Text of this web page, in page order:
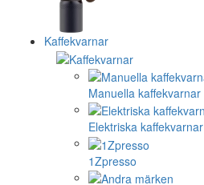
Kaffekvarnar
Manuella kaffekvarnar
Elektriska kaffekvarnar
1Zpresso